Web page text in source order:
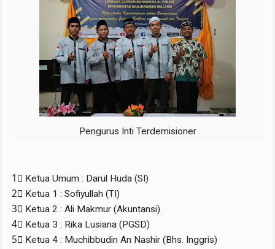
Pengurus Inti Terdemisioner
1⃣ Ketua Umum : Darul Huda (SI)
2⃣ Ketua 1 : Sofiyullah (TI)
3⃣ Ketua 2 : Ali Makmur (Akuntansi)
4⃣ Ketua 3 : Rika Lusiana (PGSD)
5⃣ Ketua 4 : Muchibbudin An Nashir (Bhs. Inggris)